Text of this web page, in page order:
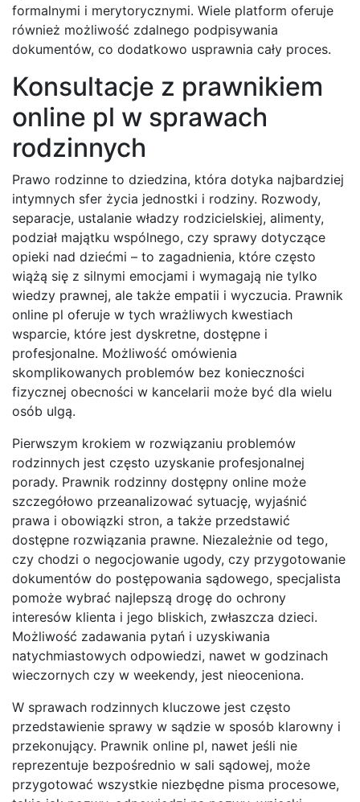
formalnymi i merytorycznymi. Wiele platform oferuje
również możliwość zdalnego podpisywania
dokumentów, co dodatkowo usprawnia cały proces.
Konsultacje z prawnikiem
online pl w sprawach
rodzinnych
Prawo rodzinne to dziedzina, która dotyka najbardziej
intymnych sfer życia jednostki i rodziny. Rozwody,
separacje, ustalanie władzy rodzicielskiej, alimenty,
podział majątku wspólnego, czy sprawy dotyczące
opieki nad dziećmi – to zagadnienia, które często
wiążą się z silnymi emocjami i wymagają nie tylko
wiedzy prawnej, ale także empatii i wyczucia. Prawnik
online pl oferuje w tych wrażliwych kwestiach
wsparcie, które jest dyskretne, dostępne i
profesjonalne. Możliwość omówienia
skomplikowanych problemów bez konieczności
fizycznej obecności w kancelarii może być dla wielu
osób ulgą.
Pierwszym krokiem w rozwiązaniu problemów
rodzinnych jest często uzyskanie profesjonalnej
porady. Prawnik rodzinny dostępny online może
szczegółowo przeanalizować sytuację, wyjaśnić
prawa i obowiązki stron, a także przedstawić
dostępne rozwiązania prawne. Niezależnie od tego,
czy chodzi o negocjowanie ugody, czy przygotowanie
dokumentów do postępowania sądowego, specjalista
pomoże wybrać najlepszą drogę do ochrony
interesów klienta i jego bliskich, zwłaszcza dzieci.
Możliwość zadawania pytań i uzyskiwania
natychmiastowych odpowiedzi, nawet w godzinach
wieczornych czy w weekendy, jest nieoceniona.
W sprawach rodzinnych kluczowe jest często
przedstawienie sprawy w sądzie w sposób klarowny i
przekonujący. Prawnik online pl, nawet jeśli nie
reprezentuje bezpośrednio w sali sądowej, może
przygotować wszystkie niezbędne pisma procesowe,